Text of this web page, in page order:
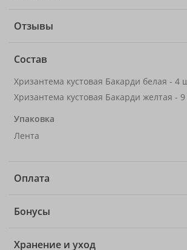
Отзывы
Состав
Хризантема кустовая Бакарди белая - 4
Хризантема кустовая Бакарди желтая -
Упаковка
Лента
Оплата
Бонусы
Хранение и уход